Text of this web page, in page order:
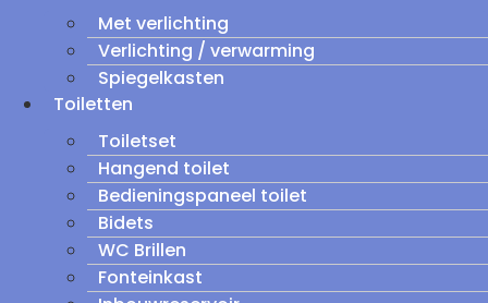
Met verlichting
Verlichting / verwarming
Spiegelkasten
Toiletten
Toiletset
Hangend toilet
Bedieningspaneel toilet
Bidets
WC Brillen
Fonteinkast